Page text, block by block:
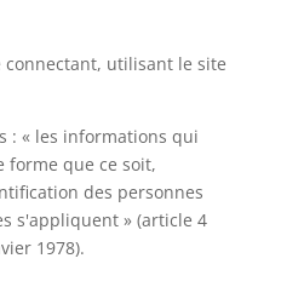
utilisant le site
: « les informations qui
forme que ce soit,
des personnes
s'appliquent » (article 4
1978).